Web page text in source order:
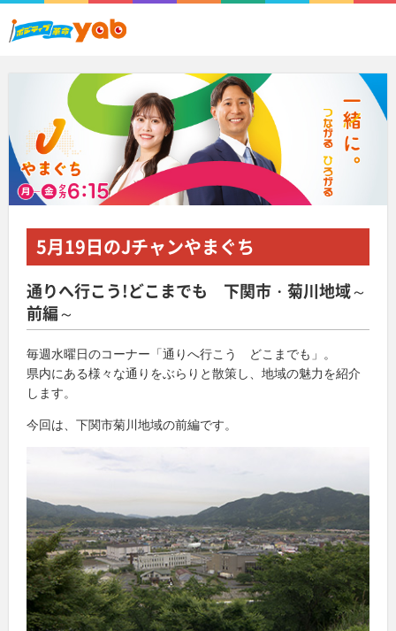
5月19日のJチャンやまぐち
通りへ行こう!どこまでも 下関市・菊川地域～
前編～
毎週水曜日のコーナー「通りへ行こう どこまでも」。
県内にある様々な通りをぶらりと散策し、地域の魅力を紹介
します。
今回は、下関市菊川地域の前編です。